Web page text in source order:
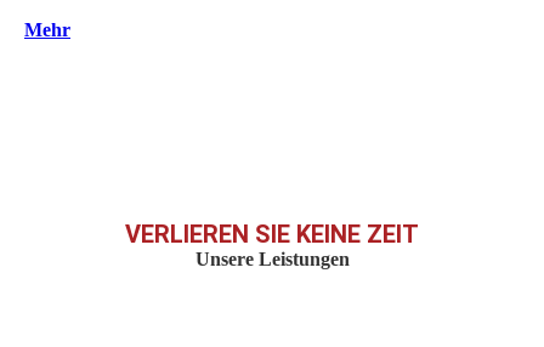
Mehr
VERLIEREN SIE KEINE ZEIT
Unsere Leistungen